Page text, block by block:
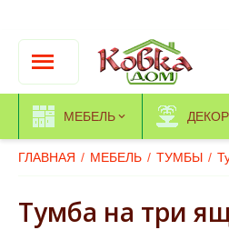
МЕБЕЛЬ
ГЛАВНАЯ / МЕБЕЛЬ / ТУМБЫ /
Тумба на три